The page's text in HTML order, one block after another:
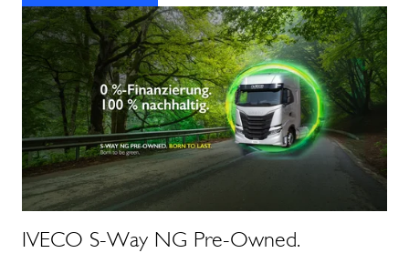
IVECO S-Way NG Pre-Owned.